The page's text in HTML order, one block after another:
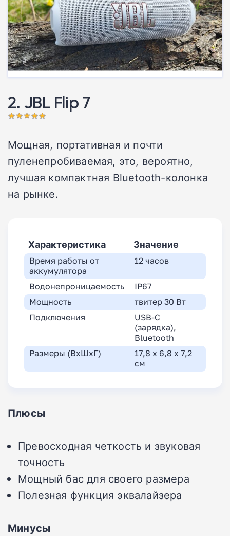
2. JBL Flip 7
Мощная, портативная и почти
пуленепробиваемая, это, вероятно,
лучшая компактная Bluetooth-колонка
на рынке.
Характеристика Значение
Время работы от
аккумулятора
12 часов
Водонепроницаемость
IP67
Мощность
твитер 30 Вт
Подключения
USB-C
(зарядка),
Bluetooth
Размеры (ВхШхГ)
17,8 x 6,8 x 7,2
см
Плюсы
Превосходная четкость и звуковая
точность
Мощный бас для своего размера
Полезная функция эквалайзера
Минусы